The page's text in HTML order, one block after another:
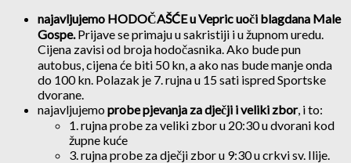
najavljujemo HODOČAŠĆE u Vepric uoči blagdana Male
Gospe.Prijave se primaju u sakristiji i u župnom uredu.
Cijena zavisi od broja hodočasnika. Ako bude pun
autobus, cijena će biti 50 kn, a ako nas bude manje onda
do 100 kn. Polazak je 7. rujna u 15 sati ispred Sportske
dvorane.
najavljujemo probe pjevanja za dječji i veliki zbor, i to:
1. rujna probe za veliki zbor u 20:30 u dvorani kod
župne kuće
3. rujna probe za dječji zbor u 9:30 u crkvi sv. Ilije.